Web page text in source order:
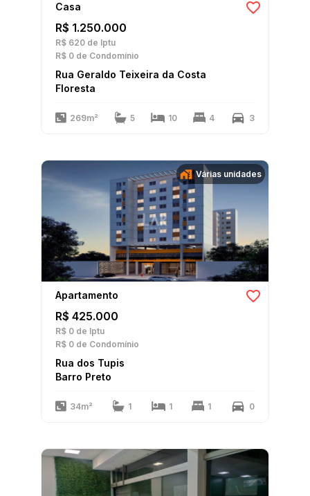
Casa
R$ 1.250.000
R$ 620 de Iptu
R$ 0 de Condomínio
Rua Geraldo Teixeira da Costa
Floresta
269m² 5 10 4 3
Várias unidades
Apartamento
R$ 425.000
R$ 0 de Iptu
R$ 0 de Condomínio
Rua dos Tupis
Barro Preto
34m² 1 1 1 0